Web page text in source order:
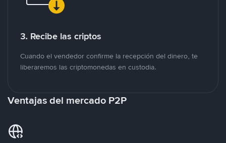
3. Recibe las criptos
Cuando el vendedor confirme la recepción del dinero, te
liberaremos las criptomonedas en custodia.
Ventajas del mercado P2P